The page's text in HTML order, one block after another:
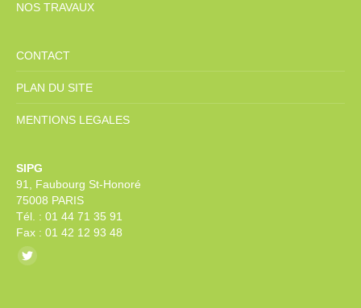
NOS TRAVAUX
CONTACT
PLAN DU SITE
MENTIONS LEGALES
SIPG
91, Faubourg St-Honoré
75008 PARIS
Tél. : 01 44 71 35 91
Fax : 01 42 12 93 48